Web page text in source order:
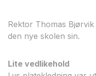
Rektor Thomas
den nye skolen sin.
Lite vedlikehold